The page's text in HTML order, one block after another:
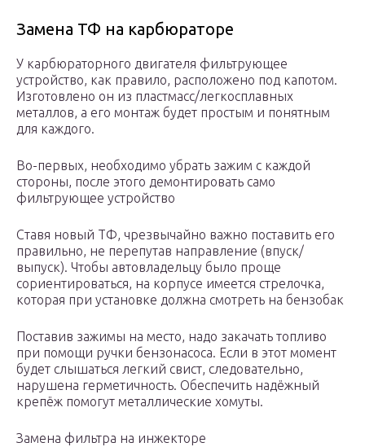
Замена ТФ на карбюраторе
У карбюраторного двигателя фильтрующее
устройство, как правило, расположено под капотом.
Изготовлено он из пластмасс/легкосплавных
металлов, а его монтаж будет простым и понятным
для каждого.
Во-первых, необходимо убрать зажим с каждой
стороны, после этого демонтировать само
фильтрующее устройство
Ставя новый ТФ, чрезвычайно важно поставить его
правильно, не перепутав направление (впуск/
выпуск). Чтобы автовладельцу было проще
сориентироваться, на корпусе имеется стрелочка,
которая при установке должна смотреть на бензобак
Поставив зажимы на место, надо закачать топливо
при помощи ручки бензонасоса. Если в этот момент
будет слышаться легкий свист, следовательно,
нарушена герметичность. Обеспечить надёжный
крепёж помогут металлические хомуты.
Замена фильтра на инжекторе